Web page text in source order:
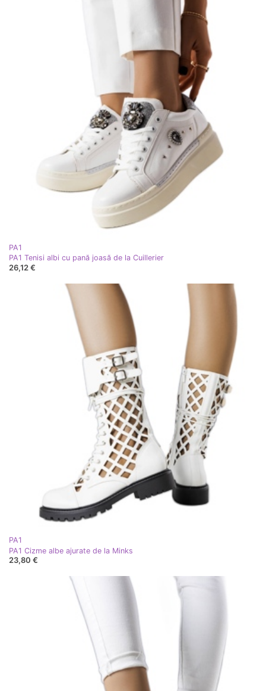
PA1
PA1 Tenisi albi cu pană joasă de la Cuillerier
26,12 €
PA1
PA1 Cizme albe ajurate de la Minks
23,80 €